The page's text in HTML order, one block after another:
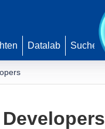
Datalab Suche